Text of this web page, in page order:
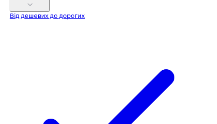
Від дешевих до дорогих